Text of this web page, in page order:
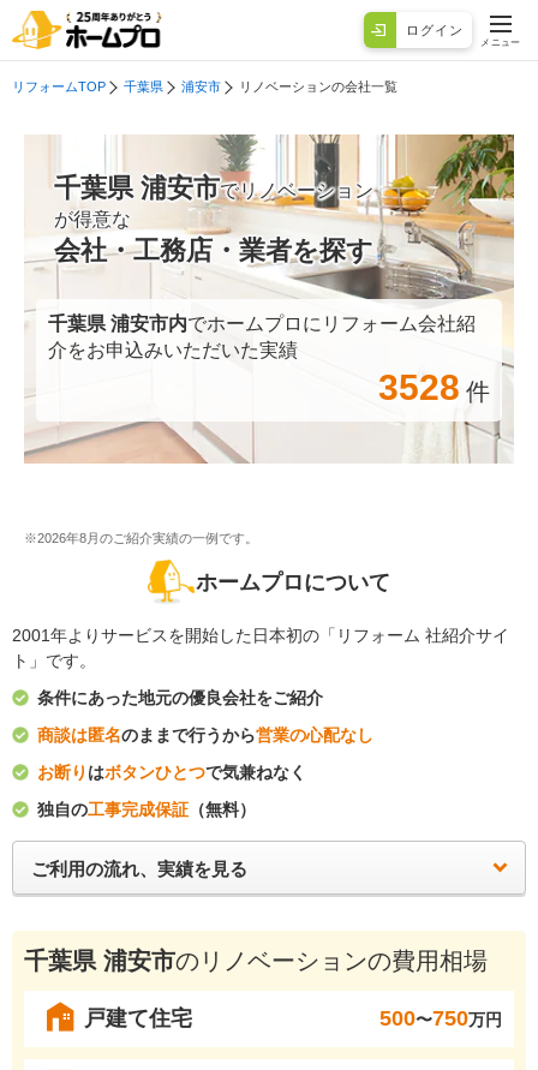
ログイン
メニュー
リフォームTOP 千葉県 浦安市 リノベーションの会社一覧
千葉県 浦安市でリノベーション
が得意な
会社・工務店・業者を探す
千葉県 浦安市内でホームプロにリフォーム会社紹
介をお申込みいただいた実績
3528 件
※2026年8月のご紹介実績の一例です。
ホームプロについて
2001年よりサービスを開始した日本初の「リフォーム 社紹介サイ
ト」です。
条件にあった地元の優良会社をご紹介
商談は匿名のままで行うから営業の心配なし
お断り はボタンひとつで気兼ねなく
独自の工事完成保証 （無料）
ご利用の流れ、実績を見る
千葉県 浦安市のリノベーションの費用相場
戸建て住宅 500〜750万円